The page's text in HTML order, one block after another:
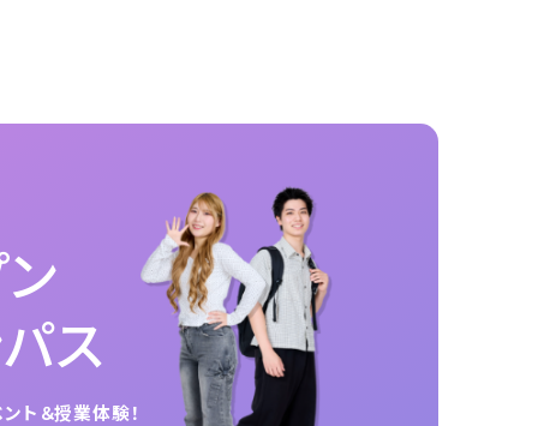
ス
ト＆授業体験！